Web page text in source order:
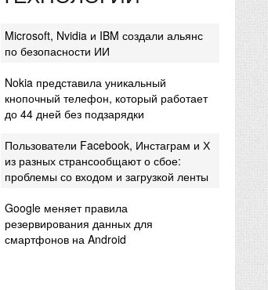
Microsoft, Nvidia и IBM создали альянс
по безопасности ИИ
Nokia представила уникальный
кнопочный телефон, который работает
до 44 дней без подзарядки
Пользователи Facebook, Инстаграм и Х
из разных странсообщают о сбое:
проблемы со входом и загрузкой ленты
Google меняет правила
резервирования данных для
смартфонов на Android